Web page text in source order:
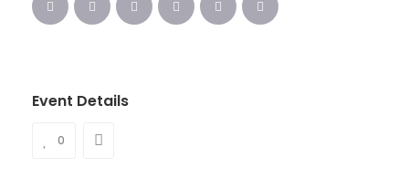
Event Details
0